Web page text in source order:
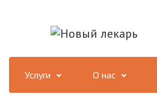
Услуги О нас